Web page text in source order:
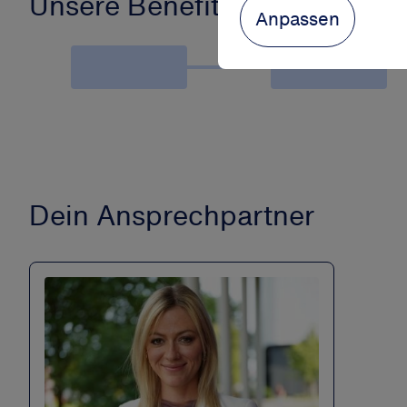
Anpassen
Dein Ansprechpartner